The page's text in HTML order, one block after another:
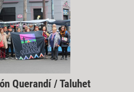
Querandí / Taluhet